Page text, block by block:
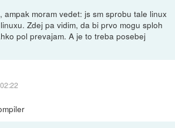
ampak moram vedet: js sm sprobu tale linux
Zdej pa vidim, da bi prvo mogu sploh
pol prevajam. A je to treba posebej